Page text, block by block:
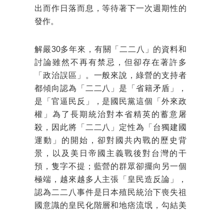
出而作日落而息，等待著下一次週期性的
發作。
解嚴30多年來，有關「二二八」的資料和
討論雖然不再有禁忌，但卻存在著許多
「政治誤區」。一般來說，綠營的支持者
都傾向認為「二二八」是「省籍矛盾」，
是「官逼民反」，是國民黨這個「外來政
權」為了長期統治對本省精英的蓄意屠
殺，因此將「二二八」定性為「台獨建國
運動」的開始，卻對國共內戰的歷史背
景，以及美日帝國主義戰後對台灣的干
預，隻字不提；藍營的群眾卻擺向另一個
極端，越來越多人主張「皇民造反論」，
認為二二八事件是日本殖民統治下喪失祖
國意識的皇民化階層和地痞流氓，勾結美